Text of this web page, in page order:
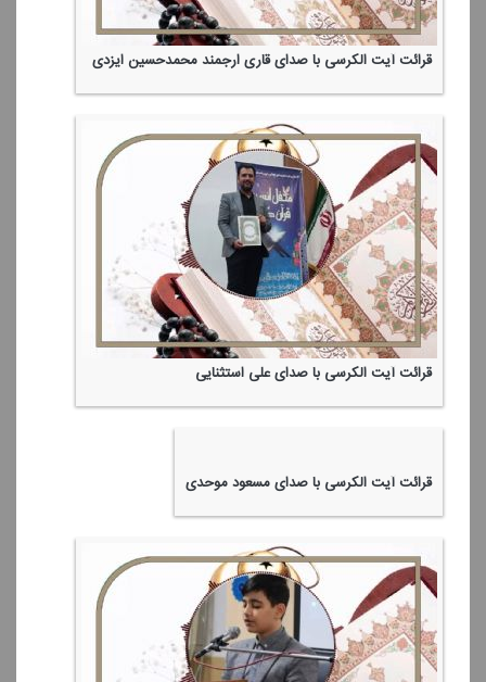
قرائت آیت الكرسی با صدای قاری ارجمند محمدحسین ایزدی
قرائت آیت الكرسی با صدای علی استثنایی
قرائت آیت الكرسی با صدای مسعود موحدی